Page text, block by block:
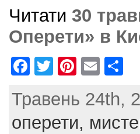
Читати 30
Оперети» в
F
c
e
T
itt
er
Pi
er
e
E
ai
l
ar
e
Травень 24th,
оперети,